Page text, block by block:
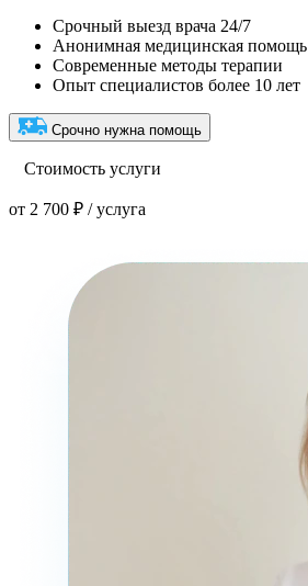
Срочный выезд врача 24/7
Анонимная медицинская помощь
Современные методы терапии
Опыт специалистов более 10 лет
Срочно нужна помощь
Стоимость услуги
от 2 700 ₽ / услуга